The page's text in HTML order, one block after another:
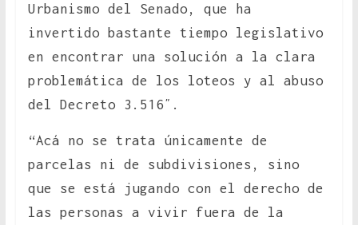
Urbanismo del Senado, que ha
invertido bastante tiempo legislativo
en encontrar una solución a la clara
problemática de los loteos y al abuso
del Decreto 3.516″.
“Acá no se trata únicamente de
parcelas ni de subdivisiones, sino
que se está jugando con el derecho de
las personas a vivir fuera de la